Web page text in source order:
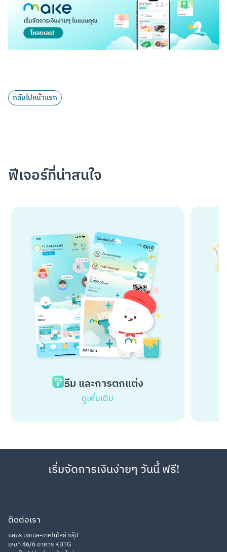
กลับไปหน้าแรก
ฟีเจอร์ที่น่าสนใจ
ธีม และการตกแต่ง
ดูเพิ่มเติม
ติดต่อเรา
กสิกร บิซิเนส-เทคโนโลยี กรุ๊ป
เลขที่ 46/6 อาคาร KBTG
เริ่มจัดการเงินง่ายๆ วันนี้ ฟรี!